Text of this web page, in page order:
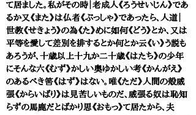
て居ました。私がその時｜老成人《ろうせいじん》であ
るか又《また》は仏者《ぶっしゃ》であったら、人道｜
世教《せきょう》の為《た》めに如何《どう》とか、又は
平等を愛して差別を排するとか何とか云《い》う説も
あろうが、十歳以上十九か二十歳《はたち》の少年
にそんな六《むず》かしい奥ゆかしい考《かんがえ》
のあるべき筈《はず》はない。唯《ただ》人間の殻威
張《からいばり》は見苦しいものだ、威張る奴は恥知
らずの馬鹿だとばかり思《おもっ》て居たから、夫